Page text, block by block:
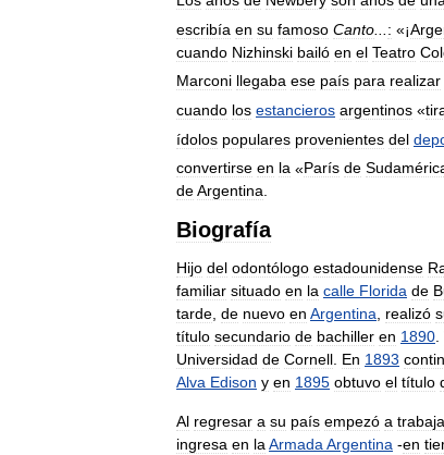
escribía en su famoso Canto : «¡
cuando Nizhinski bailó en el Teatro
Marconi llegaba ese país para realizar
cuando los estancieros argentinos «
ídolos populares provenientes del
convertirse en la «París de
deArgentina.
Biografía
Hijo del odontólogo estadounidense
familiar situado en la calle Florida de
tarde, de nuevo en Argentina, realizó
título secundario de bachiller en 1890.
Universidad de Cornell. En 1893
Alva Edison y en 1895 obtuvo el título
Al regresar a su país empezó a
ingresa en laArmadaArgentina -en